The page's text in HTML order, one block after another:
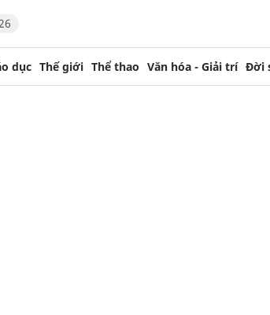
dục Thế giới Thể thao Văn hóa - Giải trí Đời